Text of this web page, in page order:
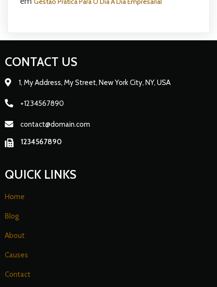
CONTACT US
1, My Address, My Street, New York City, NY, USA
+1234567890
contact@domain.com
1234567890
QUICK LINKS
Home
Blog
About
Causes
Contact